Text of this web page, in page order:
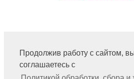
Продолжив работу с сайтом,
соглашаетесь с
На главную
Контакты, учредитель, редакция